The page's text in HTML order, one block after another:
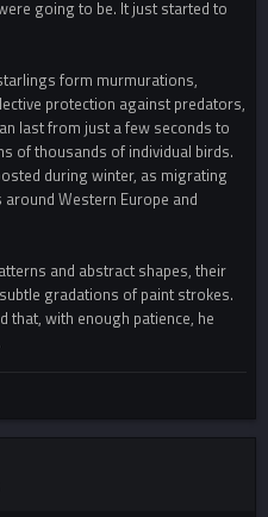
going to be. It just started to
form murmurations,
protection against predators,
last from just a few seconds to
of thousands of individual birds.
during winter, as migrating
Western Europe and
and abstract shapes, their
gradations of paint strokes.
that, with enough patience, he